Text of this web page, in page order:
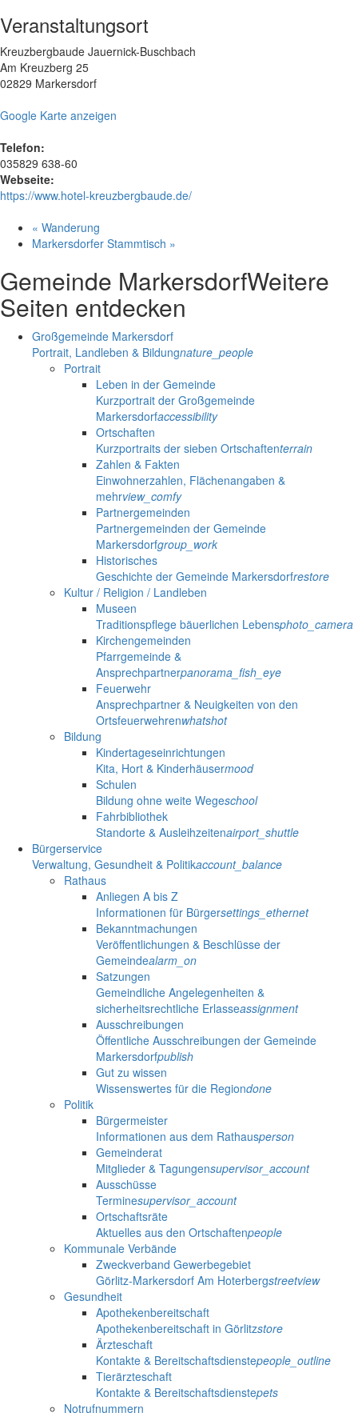
Veranstaltungsort
Kreuzbergbaude Jauernick-Buschbach
Am Kreuzberg 25
02829 Markersdorf
Google Karte anzeigen
Telefon:
035829 638-60
Webseite:
https://www.hotel-kreuzbergbaude.de/
« Wanderung
Markersdorfer Stammtisch »
Gemeinde MarkersdorfWeitere
Seiten entdecken
Großgemeinde Markersdorf
Portrait, Landleben & Bildungnature_people
Portrait
Leben in der Gemeinde
Kurzportrait der Großgemeinde
Markersdorfaccessibility
Ortschaften
Kurzportraits der sieben Ortschaftenterrain
Zahlen & Fakten
Einwohnerzahlen, Flächenangaben &
mehrview_comfy
Partnergemeinden
Partnergemeinden der Gemeinde
Markersdorfgroup_work
Historisches
Geschichte der Gemeinde Markersdorfrestore
Kultur / Religion / Landleben
Museen
Traditionspflege bäuerlichen Lebensphoto_camera
Kirchengemeinden
Pfarrgemeinde &
Ansprechpartnerpanorama_fish_eye
Feuerwehr
Ansprechpartner & Neuigkeiten von den
Ortsfeuerwehrenwhatshot
Bildung
Kindertageseinrichtungen
Kita, Hort & Kinderhäusermood
Schulen
Bildung ohne weite Wegeschool
Fahrbibliothek
Standorte & Ausleihzeitenairport_shuttle
Bürgerservice
Verwaltung, Gesundheit & Politikaccount_balance
Rathaus
Anliegen A bis Z
Informationen für Bürgersettings_ethernet
Bekanntmachungen
Veröffentlichungen & Beschlüsse der
Gemeindealarm_on
Satzungen
Gemeindliche Angelegenheiten &
sicherheitsrechtliche Erlasseassignment
Ausschreibungen
Öffentliche Ausschreibungen der Gemeinde
Markersdorfpublish
Gut zu wissen
Wissenswertes für die Regiondone
Politik
Bürgermeister
Informationen aus dem Rathausperson
Gemeinderat
Mitglieder & Tagungensupervisor_account
Ausschüsse
Terminesupervisor_account
Ortschaftsräte
Aktuelles aus den Ortschaftenpeople
Kommunale Verbände
Zweckverband Gewerbegebiet
Görlitz-Markersdorf Am Hoterbergstreetview
Gesundheit
Apothekenbereitschaft
Apothekenbereitschaft in Görlitzstore
Ärzteschaft
Kontakte & Bereitschaftsdienstepeople_outline
Tierärzteschaft
Kontakte & Bereitschaftsdienstepets
Notrufnummern